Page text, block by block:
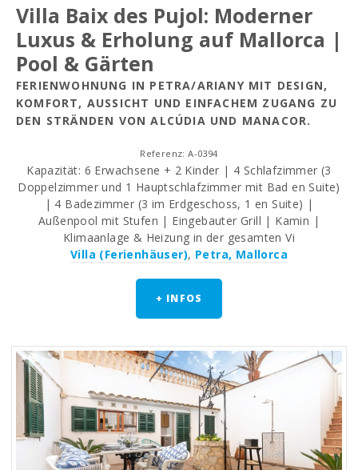
Villa Baix des Pujol: Moderner
Luxus & Erholung auf Mallorca |
Pool & Gärten
FERIENWOHNUNG IN PETRA/ARIANY MIT DESIGN,
KOMFORT, AUSSICHT UND EINFACHEM ZUGANG ZU
DEN STRÄNDEN VON ALCÚDIA UND MANACOR.
Referenz: A-0394
Kapazität: 6 Erwachsene + 2 Kinder | 4 Schlafzimmer (3
Doppelzimmer und 1 Hauptschlafzimmer mit Bad en Suite)
| 4 Badezimmer (3 im Erdgeschoss, 1 en Suite) |
Außenpool mit Stufen | Eingebauter Grill | Kamin |
Klimaanlage & Heizung in der gesamten Vi
Villa (Ferienhäuser), Petra, Mallorca
+ INFOS